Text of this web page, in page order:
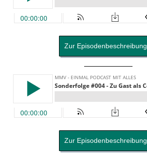
Zur Episodenbeschreibung
Zur Episodenbeschreibung